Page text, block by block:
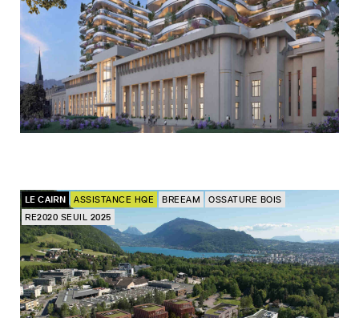
LE CAIRN ASSISTANCE HQE BREEAM
OSSATURE BOIS
RE2020 SEUIL 2025